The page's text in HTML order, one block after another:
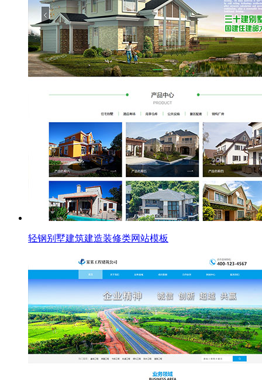
轻钢别墅建筑建造装修类网站模板